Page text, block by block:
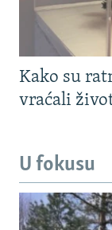
Kako su
vraćali
U fokusu